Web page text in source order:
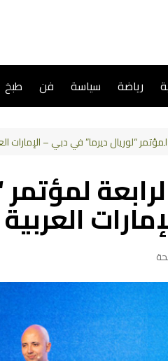
رياضة سياسة فن طبخ
لمؤتمر “لوريال ديرما” في دبي – الإمارات
لمؤتمر